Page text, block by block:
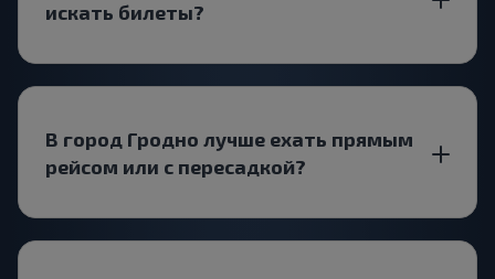
искать билеты?
В город Гродно лучше ехать прямым
рейсом или с пересадкой?